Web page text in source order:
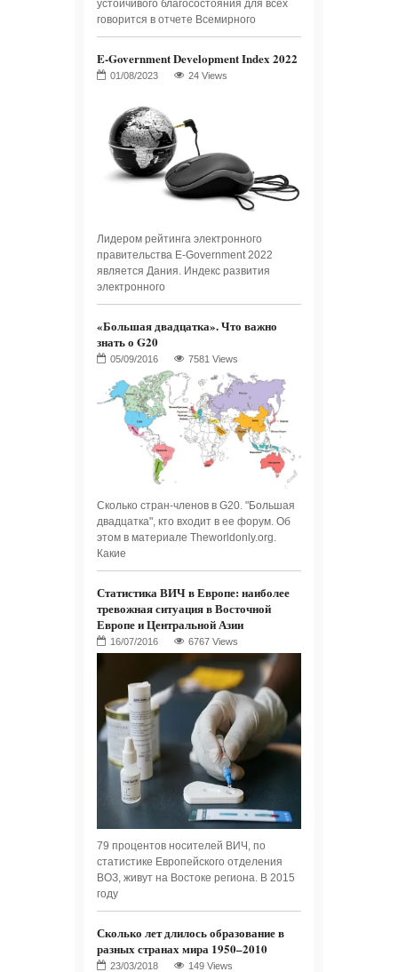
устойчивого благосостояния для всех
говорится в отчете Всемирного
E-Government Development Index 2022
24 Views
Лидером рейтинга электронного
правительства E-Government 2022
является Дания. Индекс развития
электронного
«Большая двадцатка». Что важно
знать о G20
7581 Views
Сколько стран-членов в G20. "Большая
двадцатка", кто входит в ее форум. Об
этом в материале Theworldonly.org.
Какие
Статистика ВИЧ в Европе: наиболее
тревожная ситуация в Восточной
Европе и Центральной Азии
6767 Views
79 процентов носителей ВИЧ, по
статистике Европейского отделения
ВОЗ, живут на Востоке региона. В 2015
году
Сколько лет длилось образование в
разных странах мира 1950–2010
149 Views